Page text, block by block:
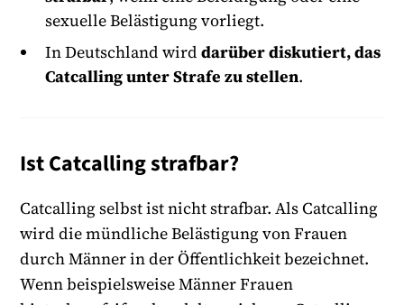
sexuelle Belästigung vorliegt.
In Deutschland wirddarüber diskutiert, das
Catcalling unter Strafe zu stellen.
Ist Catcalling strafbar?
Catcalling selbst ist nicht strafbar. Als Catcalling
wird die mündliche Belästigung von Frauen
durch Männer in der Öffentlichkeit bezeichnet.
Wenn beispielsweise Männer Frauen